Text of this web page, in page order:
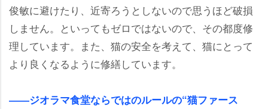
俊敏に避けたり、近寄ろうとしないので思うほど破損
しません。といってもゼロではないので、その都度修
理しています。また、猫の安全を考えて、猫にとって
より良くなるように修繕しています。
――ジオラマ食堂ならではのルールの“猫ファース